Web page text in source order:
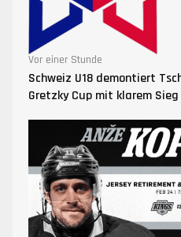
Vor einer Stunde
Schweiz U18 demontiert
Gretzky Cup mit klarem Sieg